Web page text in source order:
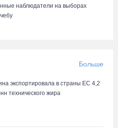
наблюдатели на выборах
Больше
экспортировала в страны ЕС 4,2
технического жира